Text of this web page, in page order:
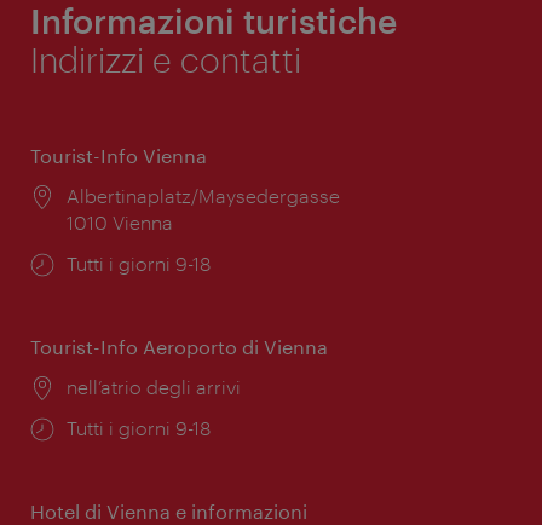
Informazioni turistiche
Indirizzi e contatti
Tourist-Info Vienna
Posizione:
Albertinaplatz/Maysedergasse
1010 Vienna
Orari
Tutti i giorni 9-18
Tourist-Info Aeroporto di Vienna
Posizione:
nell’atrio degli arrivi
Orari
Tutti i giorni 9-18
Hotel di Vienna e informazioni